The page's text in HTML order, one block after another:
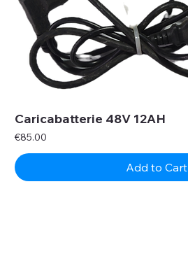
Caricabatterie 48V 12AH
Price
€85.00
Add to Cart